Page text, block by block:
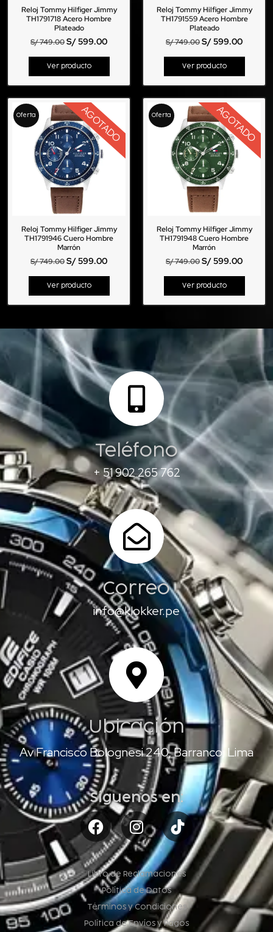
Reloj Tommy Hilfiger Jimmy
TH1791718 Acero Hombre
Plateado
S/749.00S/599.00
Ver producto
Reloj Tommy Hilfiger Jimmy
TH1791559 Acero Hombre
Plateado
S/749.00S/599.00
Ver producto
Oferta AGOTADO
Reloj Tommy Hilfiger Jimmy
TH1791946 Cuero Hombre
Marrón
S/749.00S/599.00
Ver producto
Oferta AGOTADO
Reloj Tommy Hilfiger Jimmy
TH1791948 Cuero Hombre
Marrón
S/749.00S/599.00
Ver producto
Teléfono
+ 51 902 265 762
Correo
info@klokker.pe
Ubicación
Av Francisco Bolognesi 240, Barranco, Lima
Síguenos en:
Libro de Reclamaciones
Política de Datos
Términos y Condiciones
Política de Envíos y Pagos